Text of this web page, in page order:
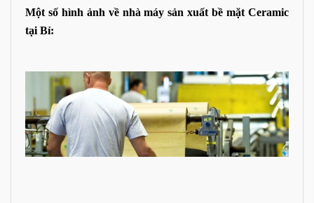
Một số hình ảnh về nhà máy sản xuất bề mặt Ceramic
tại Bỉ: